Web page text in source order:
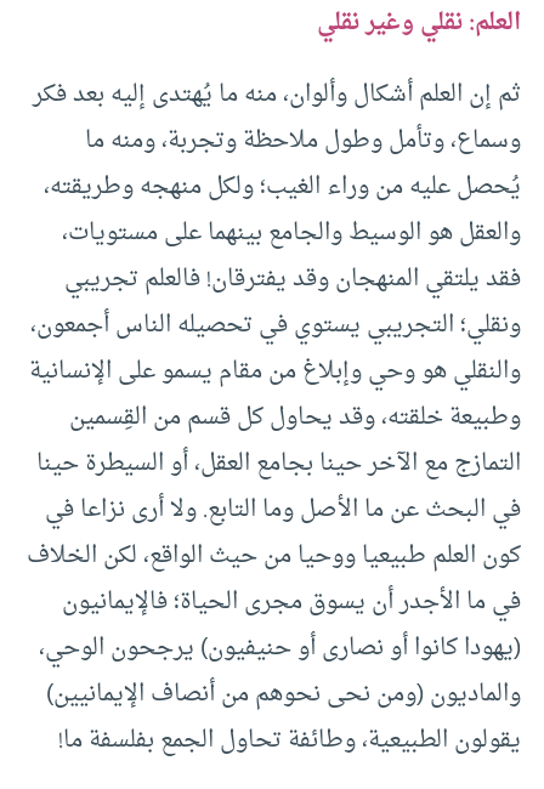
العلم: نقلي وغير نقلي
ثم إن العلم أشكال وألوان، منه ما يُهتدى إليه بعد فكر
وسماع، وتأمل وطول ملاحظة وتجربة، ومنه ما
يُحصل عليه من وراء الغيب؛ ولكل منهجه وطريقته،
والعقل هو الوسيط والجامع بينهما على مستويات،
فقد يلتقي المنهجان وقد يفترقان! فالعلم تجريبي
ونقلي؛ التجريبي يستوي في تحصيله الناس أجمعون،
والنقلي هو وحي وإبلاغ من مقام يسمو على الإنسانية
وطبيعة خلقته، وقد يحاول كل قسم من القِسمين
التمازج مع الآخر حينا بجامع العقل، أو السيطرة حينا
في البحث عن ما الأصل وما التابع. ولا أرى نزاعا في
كون العلم طبيعيا ووحيا من حيث الواقع، لكن الخلاف
في ما الأجدر أن يسوق مجرى الحياة؛ فالإيمانيون
(يهودا كانوا أو نصارى أو حنيفيون) يرجحون الوحي،
والماديون (ومن نحى نحوهم من أنصاف الإيمانيين)
يقولون الطبيعية، وطائفة تحاول الجمع بفلسفة ما!